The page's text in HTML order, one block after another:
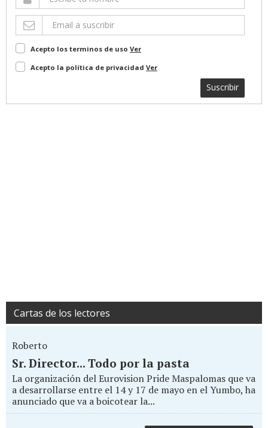
Acepto los terminos de uso Ver
Acepto la política de privacidad Ver
Suscribir
Cartas de los lectores
Roberto
Sr. Director... Todo por la pasta
La organización del Eurovision Pride Maspalomas que va
a desarrollarse entre el 14 y 17 de mayo en el Yumbo, ha
anunciado que va a boicotear la...